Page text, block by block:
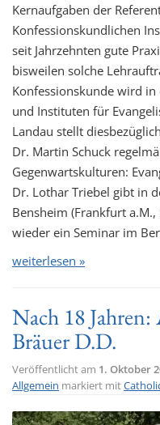
Kernaufgaben der
Konfessionskundlichen
seit Jahrzehnten gute
bisweilen solche
Konfessionskunde wird in
und Instituten für
Landau stellt
Dr. Martin Schuck
Gegenwartskulturen:
Dr. Lothar Triebel gibt in
Bensheim (Frankfurt
wieder ein Seminar im
weiterlesen »
Nach 18
Bräuer D.D.
Veröffentlicht am 1. Oktober
Allgemein markiert mit